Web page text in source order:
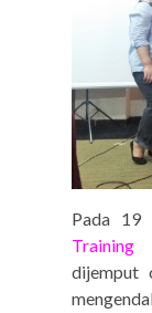
Pada 19
Training
dijemput